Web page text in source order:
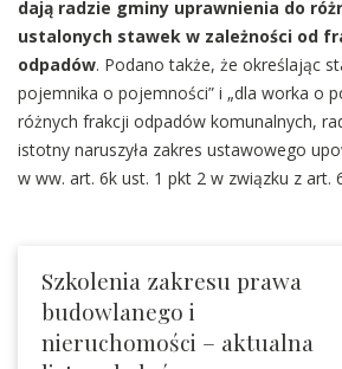
dają radzie gminy uprawnienia do
ustalonych stawek w zależności od
odpadów. Podano także, że określając
pojemnika o pojemności” i „dla worka o
różnych frakcji odpadów komunalnych,
istotny naruszyła zakres ustawowego
w ww. art. 6k ust. 1 pkt 2 w związku z art.
Szkolenia zakresu prawa
budowlanego i
nieruchomości – aktualna